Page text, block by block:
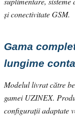
și conectivitate GSM.
Gama
lungime
Modelul livrat către
gamei UZINEX.
configurații adaptate